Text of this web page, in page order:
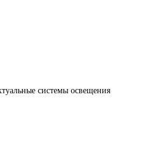
системы освещения